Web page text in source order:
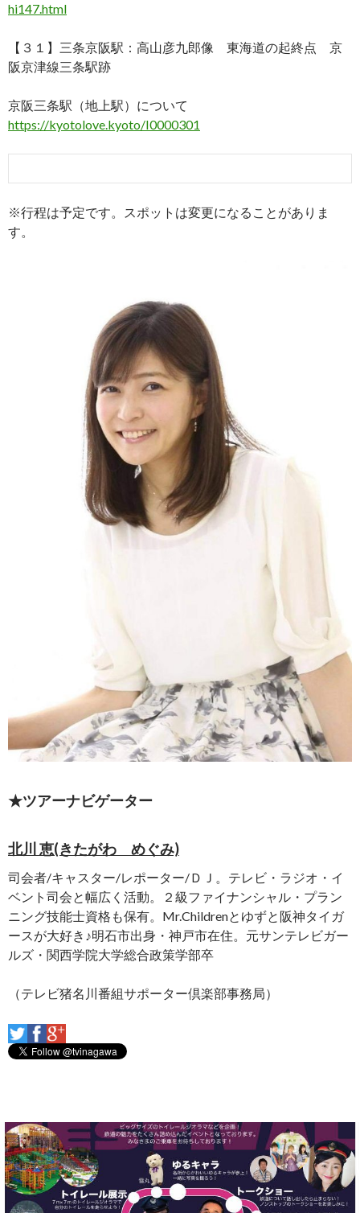
hi147.html
【３１】三条京阪駅：高山彦九郎像 東海道の起終点 京
阪京津線三条駅跡
京阪三条駅（地上駅）について
https://kyotolove.kyoto/I0000301
※行程は予定です。スポットは変更になることがありま
す。
★ツアーナビゲーター
北川 恵(きたがわ めぐみ)
司会者/キャスター/レポーター/ＤＪ。テレビ・ラジオ・イ
ベント司会と幅広く活動。２級ファイナンシャル・プラン
ニング技能士資格も保有。Mr.Childrenとゆずと阪神タイガ
ースが大好き♪明石市出身・神戸市在住。元サンテレビガー
ルズ・関西学院大学総合政策学部卒
（テレビ猪名川番組サポーター倶楽部事務局）